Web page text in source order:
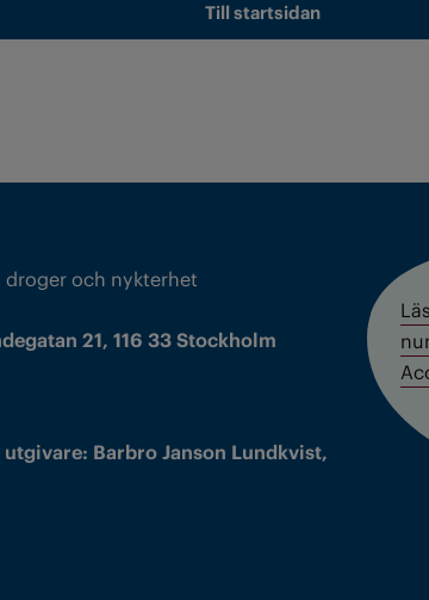
Till startsidan
och nykterhet
21, 116 33 Stockholm
Barbro Janson Lundkvist,